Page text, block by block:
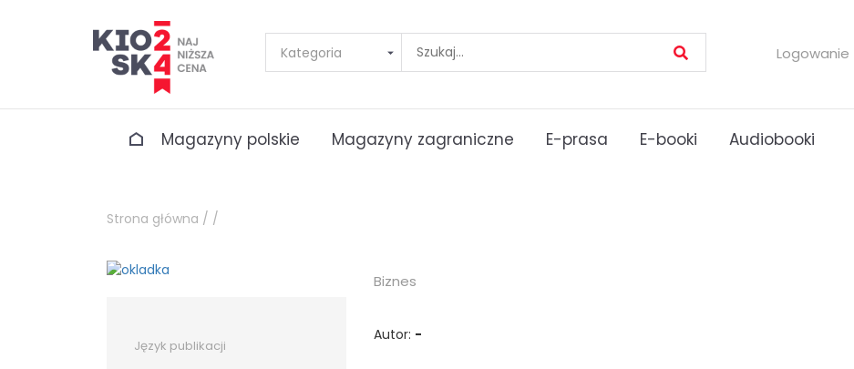
Logowanie
Magazyny polskie Magazyny zagraniczne E-prasa E-booki Audiobooki
Strona główna / /
Język publikacji
Biznes
Autor: -